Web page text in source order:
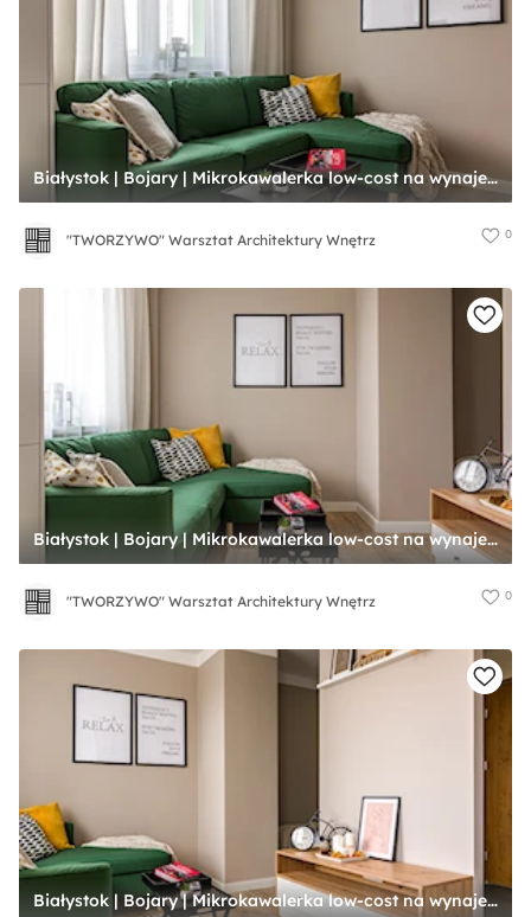
Białystok | Bojary | Mikrokawalerka low-cost na wynajem - Salon, styl nowoczesny - zdjęcie od "TWORZYWO" Warsztat Architektury Wnętrz
"TWORZYWO" Warsztat Architektury Wnętrz 0
Białystok | Bojary | Mikrokawalerka low-cost na wynajem - Salon, styl nowoczesny - zdjęcie od "TWORZYWO" Warsztat Architektury Wnętrz
"TWORZYWO" Warsztat Architektury Wnętrz 0
Białystok | Bojary | Mikrokawalerka low-cost na wynajem - Salon, styl nowoczesny - zdjęcie od "TWORZYWO" Warsztat Architektury Wnętrz